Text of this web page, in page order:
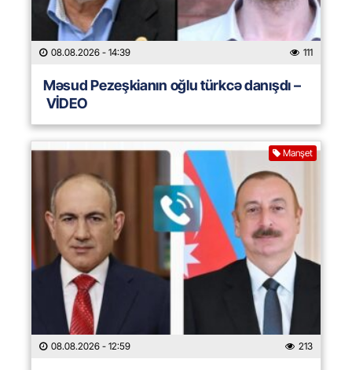
08.08.2026 - 14:39 111
Məsud Pezeşkianın oğlu türkcə danışdı –
VİDEO
Manşet
08.08.2026 - 12:59 213